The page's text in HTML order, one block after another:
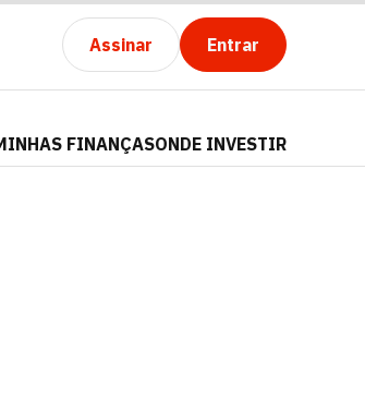
Assinar Entrar
FINANÇASONDE INVESTIR